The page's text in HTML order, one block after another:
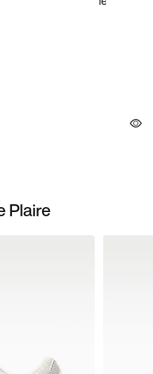
Plaire